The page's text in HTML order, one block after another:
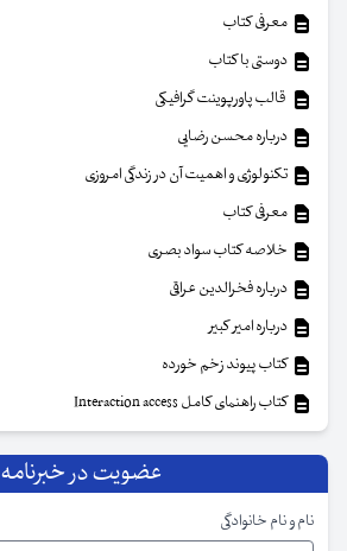
معرفی کتاب
دوستی با کتاب
قالب پاورپوینت گرافیکی
درباره محسن رضایی
تکنولوژی و اهمیت آن در زندگی امروزی
معرفی کتاب
خلاصه کتاب سواد بصری
درباره فخرالدین عراقی
درباره امیر کبیر
کتاب پیوند زخم خورده
کتاب راهنمای کامل Interaction access
عضویت در خبرنامه
نام و نام خانوادگی